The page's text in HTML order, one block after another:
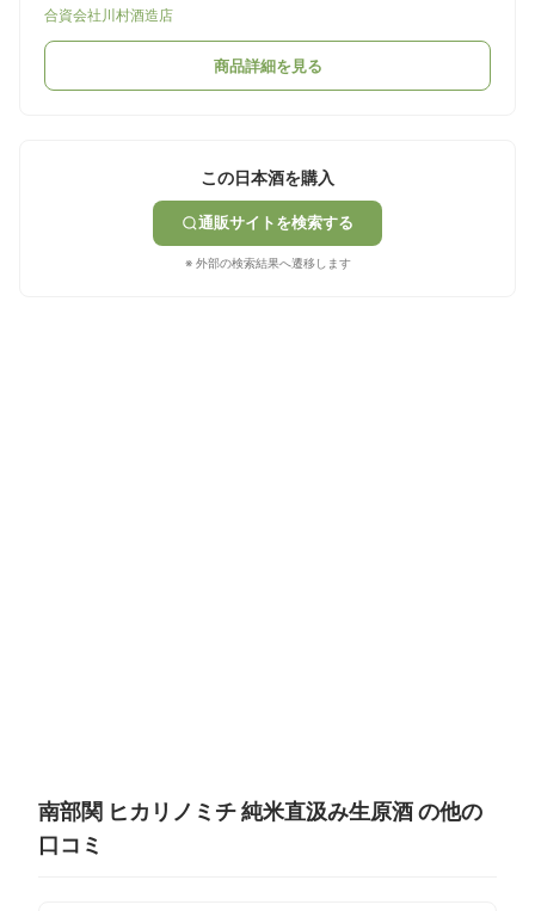
合資会社川村酒造店
商品詳細を見る
この日本酒を購入
通販サイトを検索する
※ 外部の検索結果へ遷移します
南部関 ヒカリノミチ 純米直汲み生原酒 の他の
口コミ